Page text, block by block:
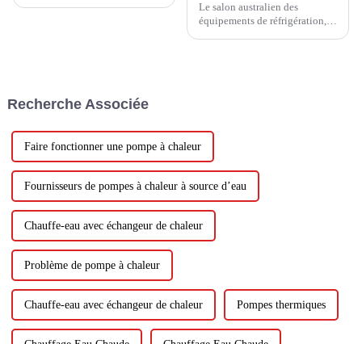
Le salon australien des
équipements de réfrigération,
Recherche Associée
Faire fonctionner une pompe à chaleur
Fournisseurs de pompes à chaleur à source d’eau
Chauffe-eau avec échangeur de chaleur
Problème de pompe à chaleur
Chauffe-eau avec échangeur de chaleur Pompes thermiques